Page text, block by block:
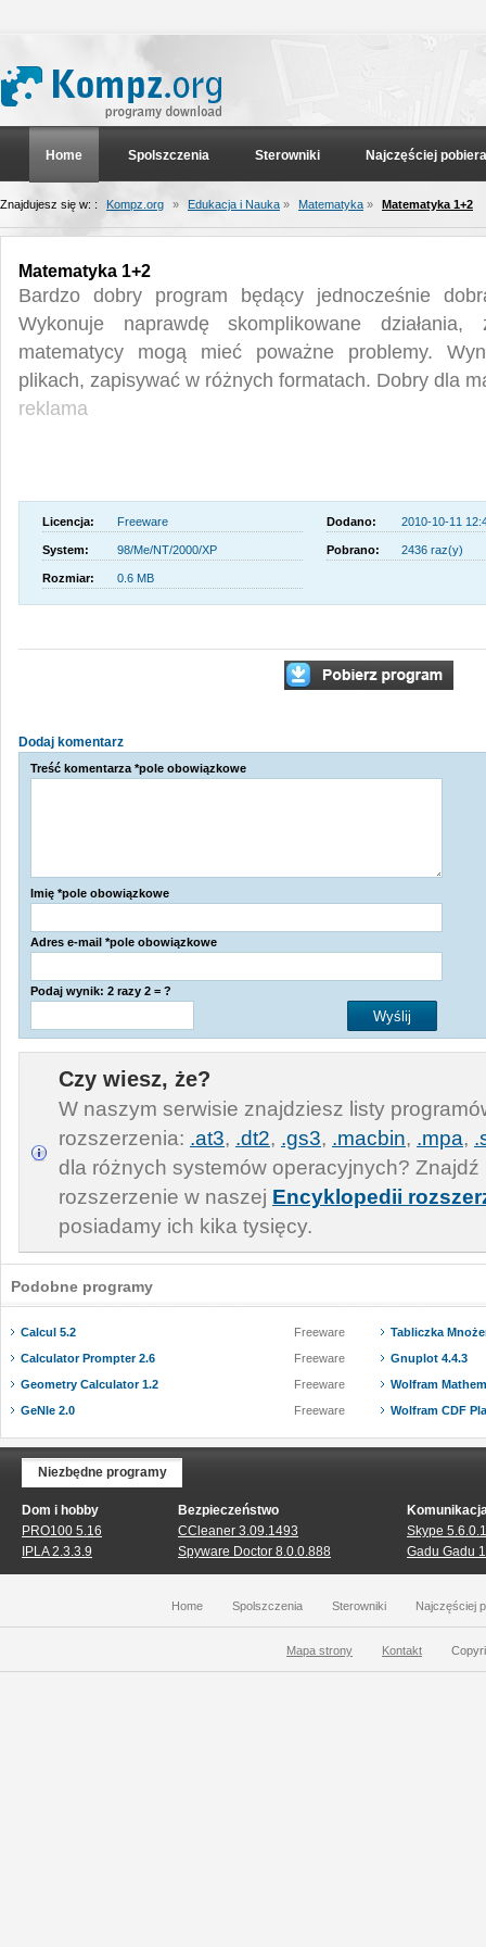
Home Spolszczenia Sterowniki Najczęściej
Znajdujesz się w: : Kompz.org » Edukacja i Nauka » Matematyka » Matematyka 1+2
Matematyka 1+2
Bardzo dobry program będący jednocześnie
Wykonuje naprawdę skomplikowane
matematycy mogą mieć poważne problemy.
plikach, zapisywać w różnych formatach. Dobry dla
reklama
Licencja: Freeware Dodano: 2010-10-11
System: 98/Me/NT/2000/XP Pobrano: 2436 raz(y)
Rozmiar: 0.6 MB
Dodaj komentarz
Treść komentarza *pole obowiązkowe
Imię *pole obowiązkowe
Adres e-mail *pole obowiązkowe
Podaj wynik: 2 razy 2 = ?
Czy wiesz, że?
W naszym serwisie znajdziesz listy
rozszerzenia: .at3, .dt2, .gs3, .macbin, .mpa,
dla różnych systemów operacyjnych? Znajdź
rozszerzenie w naszej Encyklopedii
posiadamy ich kika tysięcy.
Podobne programy
Calcul 5.2
Freeware
Calculator Prompter 2.6
Freeware
Geometry Calculator 1.2
Freeware
GeNIe 2.0
Freeware
Tabliczka
Gnuplot 4.4.3
Wolfram
Wolfram CDF
Niezbędne programy
Dom i hobby
PRO100 5.16
IPLA 2.3.3.9
Bezpieczeństwo
CCleaner 3.09.1493
Spyware Doctor 8.0.0.888
Skype
Gadu Gadu
Home Spolszczenia Sterowniki Najczęściej
Mapa strony Kontakt